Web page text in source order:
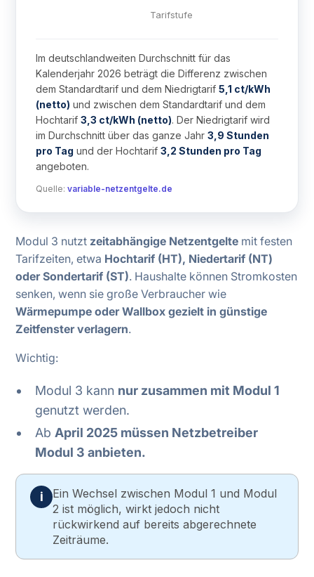
Tarifstufe
Im deutschlandweiten Durchschnitt für das
Kalenderjahr 2026 beträgt die Differenz zwischen
dem Standardtarif und dem Niedrigtarif5,1 ct/kWh
(netto) und zwischen dem Standardtarif und dem
Hochtarif3,3 ct/kWh (netto). Der Niedrigtarif wird
im Durchschnitt über das ganze Jahr3,9 Stunden
pro Tag und der Hochtarif3,2 Stunden pro Tag
angeboten.
Quelle:variable-netzentgelte.de
Modul 3 nutzt zeitabhängige Netzentgelte mit festen
Tarifzeiten, etwa Hochtarif (HT), Niedertarif (NT)
oder Sondertarif (ST). Haushalte können Stromkosten
senken, wenn sie große Verbraucher wie
Wärmepumpe oder Wallbox gezielt in günstige
Zeitfenster verlagern.
Wichtig:
Modul 3 kann nur zusammen mit Modul 1
genutzt werden.
AbApril 2025 müssen Netzbetreiber
Modul 3 anbieten.
i
Ein Wechsel zwischen Modul 1 und Modul
2 ist möglich, wirkt jedoch nicht
rückwirkend auf bereits abgerechnete
Zeiträume.